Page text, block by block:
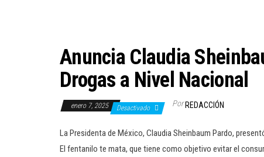
Anuncia Claudia
Drogas a Nivel Nacional
enero 7, 2025 Desactivado Por REDACCIÓN
La Presidenta de México, Claudia Sheinbaum Pardo,
El fentanilo te mata, que tiene como objetivo evitar el